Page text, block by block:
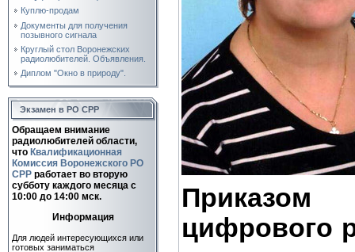
Куплю-продам
Документы для получения
позывного сигнала
Круглый стол Воронежских
радиолюбителей. Объявления.
Диплом "Окно в природу".
Экзамен в РО СРР
Обращаем внимание
радиолюбителей области,
что Квалификационная
Комиссия Воронежского РО
СРР работает во вторую
субботу каждого месяца c
10:00 до 14:00 мск.
Информация
Для людей интересующихся или
готовых заниматься
цифрового